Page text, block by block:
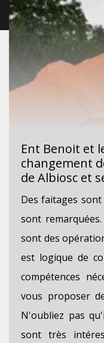
Ent Benoit et
changement
de Albiosc et
Des faitages
sont
sont des
est logique de
compétences
vous proposer
N'oubliez pas
sont très